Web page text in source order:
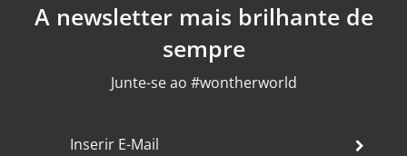
A newsletter mais brilhante de
sempre
Junte-se ao #wontherworld